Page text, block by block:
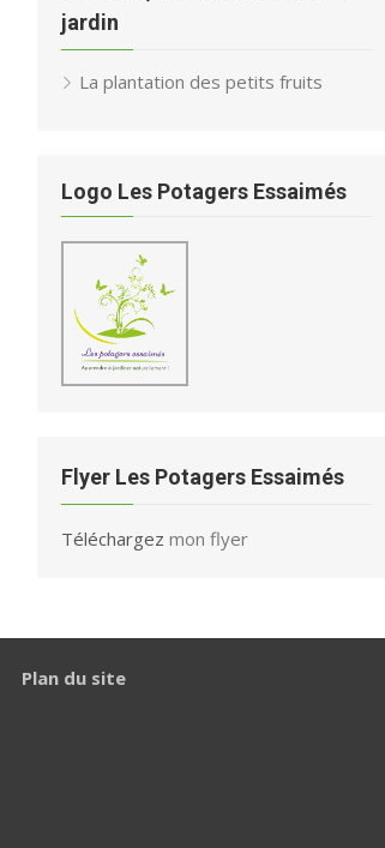
jardin
La plantation des petits fruits
Logo Les Potagers Essaimés
Flyer Les Potagers Essaimés
Téléchargez mon flyer
Plan du site